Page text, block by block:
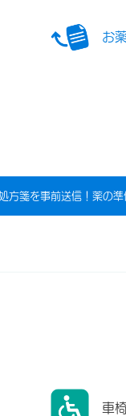
お
方箋を事前送信！薬の
車